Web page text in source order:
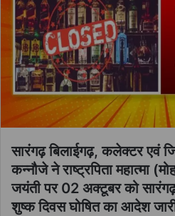
सारंगढ़ बिलाईगढ़, कलेक्टर एवं
कन्नौजे ने राष्ट्रपिता महात्मा
जयंती पर 02 अक्टूबर को सारंगढ़
शुष्क दिवस घोषित का आदेश